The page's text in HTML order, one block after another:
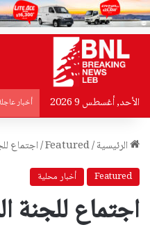
الأحد, أغسطس 9 2026 أخبار
الرئيسية/
Featured
/اجتماع
Featured أخبار محلية
اجتماع للجنة